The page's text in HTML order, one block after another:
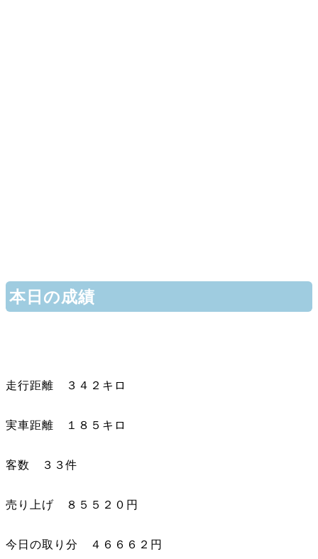
本日の成績
走行距離 ３４２キロ
実車距離 １８５キロ
客数 ３３件
売り上げ ８５５２０円
今日の取り分 ４６６６２円